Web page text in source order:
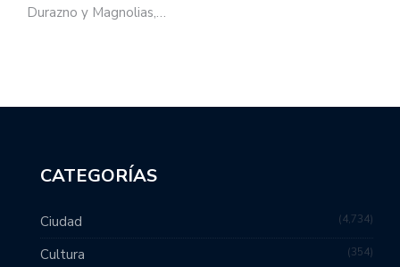
Durazno y Magnolias,…
CATEGORÍAS
Ciudad 4,734
Cultura 354